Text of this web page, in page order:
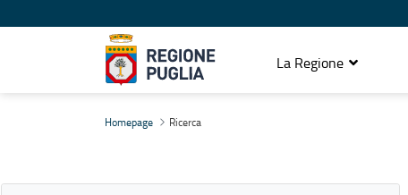
La Regione
Homepage Ricerca